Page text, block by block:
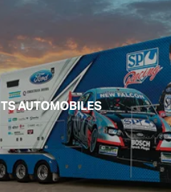
AUTOMOBILES